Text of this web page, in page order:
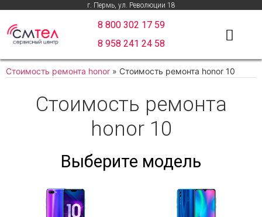
г. Пермь, ул. Революции 18
8 800 302 17 59
8 958 241 24 58
Стоимость ремонта honor » Стоимость ремонта honor 10
Стоимость ремонта
honor 10
Выберите модель